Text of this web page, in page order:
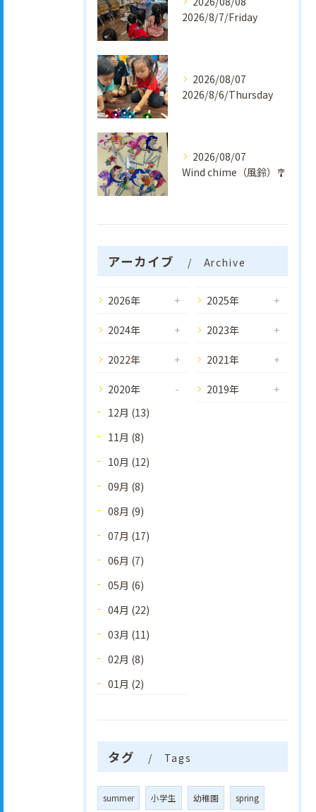
2026/8/7/Friday
2026/08/07
2026/8/6/Thursday
2026/08/07
Wind chime（風鈴）🎐
アーカイブ Archive
2026年 2025年
2024年 2023年
2022年 2021年
2020年
12月 (13)
11月 (8)
10月 (12)
09月 (8)
08月 (9)
07月 (17)
06月 (7)
05月 (6)
04月 (22)
03月 (11)
02月 (8)
01月 (2)
2019年
タグ Tags
summer 小学生 幼稚園 spring